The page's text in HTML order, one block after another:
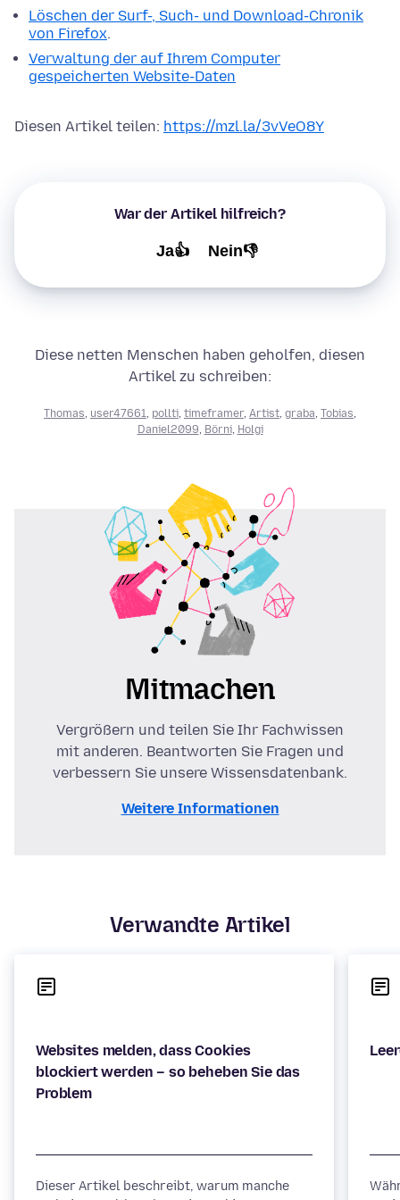
Löschen der Surf-, Such- und Download-Chronik
von Firefox.
Verwaltung der auf Ihrem Computer
gespeicherten Website-Daten
Diesen Artikel teilen: https://mzl.la/3vVeO8Y
War der Artikel hilfreich?
Ja👍 Nein👎
Diese netten Menschen haben geholfen, diesen
Artikel zu schreiben:
Thomas user47661 pollti timeframer, Artist graba Tobias
Daniel2099 Börni, Holgi
Mitmachen
Vergrößern und teilen Sie Ihr Fachwissen
mit anderen. Beantworten Sie Fragen und
verbessern Sie unsere Wissensdatenbank.
Weitere Informationen
Verwandte Artikel
Websites melden, dass Cookies
blockiert werden – so beheben Sie das
Problem
Dieser Artikel beschreibt, warum manche